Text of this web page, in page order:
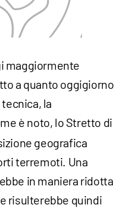
maggiormente
a quanto oggigiorno
la
è noto, lo Stretto di
geografica
terremoti. Una
in maniera ridotta
e risulterebbe quindi